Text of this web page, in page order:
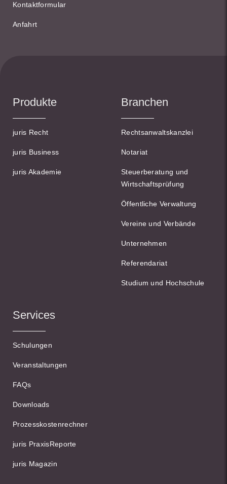
Kontaktformular
Anfahrt
Produkte
juris Recht
juris Business
juris Akademie
Branchen
Rechtsanwaltskanzlei
Notariat
Steuerberatung und
Wirtschaftsprüfung
Öffentliche Verwaltung
Vereine und Verbände
Unternehmen
Referendariat
Studium und Hochschule
Services
Schulungen
Veranstaltungen
FAQs
Downloads
Prozesskostenrechner
juris PraxisReporte
juris Magazin